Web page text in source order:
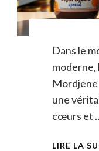
Dans le
moderne,
une
cœurs et
LIRE LA